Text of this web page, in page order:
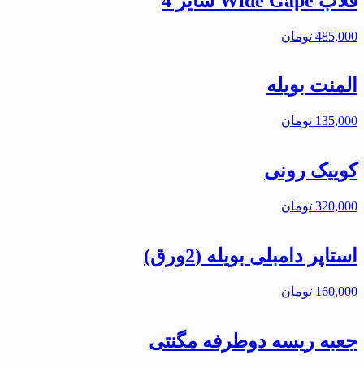
485,000 تومان
المنت بویله
135,000 تومان
کوییک رونی
320,000 تومان
استاپر دامبلی بویله (2ورق)
160,000 تومان
جعبه ریسه دوطرفه مگنتی